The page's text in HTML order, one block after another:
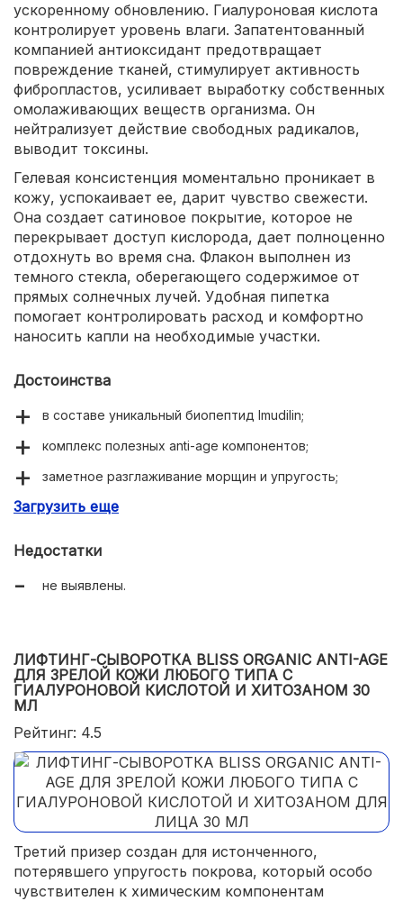
ускоренному обновлению. Гиалуроновая кислота
контролирует уровень влаги. Запатентованный
компанией антиоксидант предотвращает
повреждение тканей, стимулирует активность
фибропластов, усиливает выработку собственных
омолаживающих веществ организма. Он
нейтрализует действие свободных радикалов,
выводит токсины.
Гелевая консистенция моментально проникает в
кожу, успокаивает ее, дарит чувство свежести.
Она создает сатиновое покрытие, которое не
перекрывает доступ кислорода, дает полноценно
отдохнуть во время сна. Флакон выполнен из
темного стекла, оберегающего содержимое от
прямых солнечных лучей. Удобная пипетка
помогает контролировать расход и комфортно
наносить капли на необходимые участки.
Достоинства
в составе уникальный биопептид Imudilin;
комплекс полезных anti-age компонентов;
заметное разглаживание морщин и упругость;
тающая текстура без жирности и липкости.
Загрузить еще
Недостатки
не выявлены.
ЛИФТИНГ-СЫВОРОТКА BLISS ORGANIC ANTI-AGE
ДЛЯ ЗРЕЛОЙ КОЖИ ЛЮБОГО ТИПА С
ГИАЛУРОНОВОЙ КИСЛОТОЙ И ХИТОЗАНОМ 30
МЛ
Рейтинг: 4.5
Третий призер создан для истонченного,
потерявшего упругость покрова, который особо
чувствителен к химическим компонентам